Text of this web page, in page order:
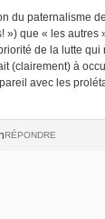
du paternalisme
») que « les autres
de la lutte qui
(clairement) à
avec les
RÉPONDRE